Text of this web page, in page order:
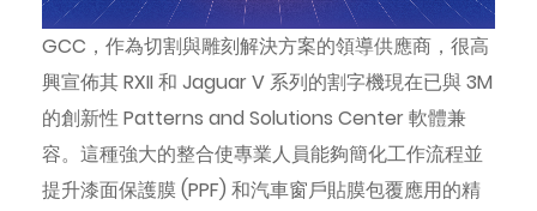
GCC，作為切割與雕刻解決方案的領導供應商，很高
興宣佈其 RXII 和 Jaguar V 系列的割字機現在已與 3M
的創新性 Patterns and Solutions Center 軟體兼
容。這種強大的整合使專業人員能夠簡化工作流程並
提升漆面保護膜 (PPF) 和汽車窗戶貼膜包覆應用的精